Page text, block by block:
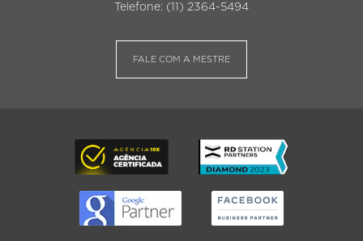
Telefone: (11) 2364-5494
FALE COM A MESTRE